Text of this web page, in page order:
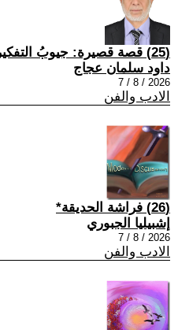
(25) قصة قصيرة: جيوبُ التفكير
داود سلمان عجاج
2026 / 8 / 7
الادب والفن
(26) فراشة الحديقة*
إشبيليا الجبوري
2026 / 8 / 7
الادب والفن